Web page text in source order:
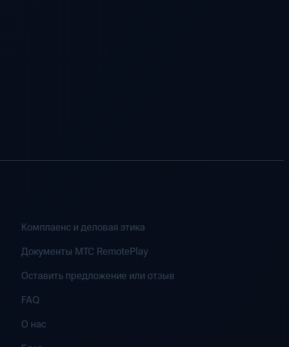
Комплаенс и деловая этика
Документы MTC RemotePlay
Оставить предложение или отзыв
FAQ
О нас